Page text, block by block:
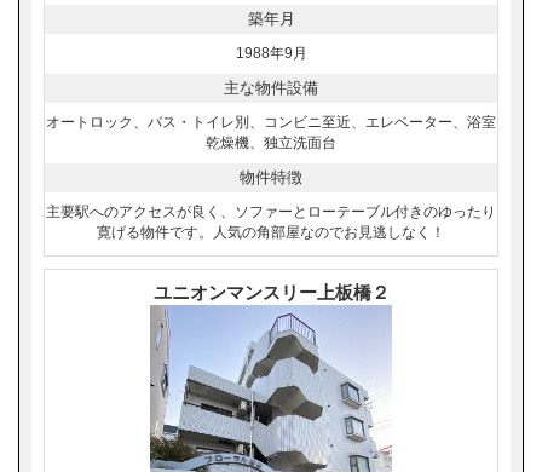
築年月
1988年9月
主な物件設備
オートロック、バス・トイレ別、コンビニ至近、エレベーター、浴室
乾燥機、独立洗面台
物件特徴
主要駅へのアクセスが良く、ソファーとローテーブル付きのゆったり
寛げる物件です。人気の角部屋なのでお見逃しなく！
ユニオンマンスリー上板橋２